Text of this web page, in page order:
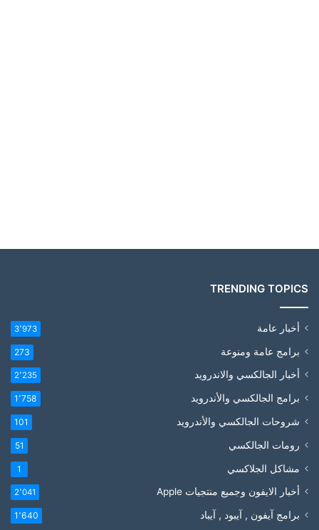
TRENDING TOPICS
أخبار عامة 3٬973
برامج عامة ومنوعة 273
أخبار الجالكسي والاندرويد 2٬235
برامج الجالكسي والأندرويد 1٬758
شروحات الجالكسي والأندرويد 101
رومات الجالكسي 51
مشاكل الجلاكسي 1
أخبار الايفون وجميع منتجيات Apple 2٬041
برامج آيفون , آيبود , آيباد 1٬640